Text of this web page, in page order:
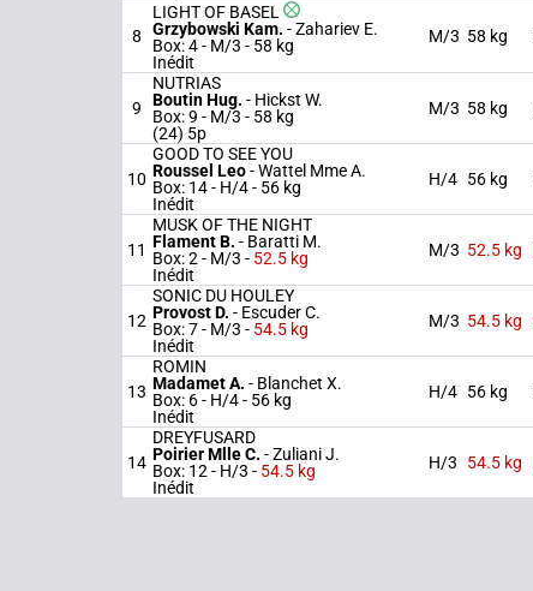
8
LIGHT OF BASEL
Grzybowski Kam. -Zahariev E.
Box: 4 - M/3 - 58 kg
Inédit
M/3 58 kg
9
NUTRIAS
Boutin Hug. - Hickst W.
Box: 9 - M/3 - 58 kg
(24) 5p
M/3 58 kg
10
GOOD TO SEE YOU
Roussel Leo-Wattel Mme A.
Box: 14 - H/4 - 56 kg
Inédit
H/4 56 kg
11
MUSK OF THE NIGHT
Flament B. - Baratti M.
Box: 2 - M/3 - 52.5 kg
Inédit
M/3 52.5 kg
12
SONIC DU HOULEY
Provost D. - Escuder C.
Box: 7 - M/3 - 54.5 kg
Inédit
M/3 54.5 kg
13
ROMIN
Madamet A. - Blanchet X.
Box: 6 - H/4 - 56 kg
Inédit
H/4 56 kg
14
DREYFUSARD
Poirier Mlle C. -Zuliani J.
Box: 12 - H/3 - 54.5 kg
Inédit
H/3 54.5 kg